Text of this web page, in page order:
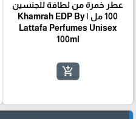
عطر خمرة من لطافة للجنسين
100 مل | Khamrah EDP By
Lattafa Perfumes Unisex
100ml
add_shopping_cart